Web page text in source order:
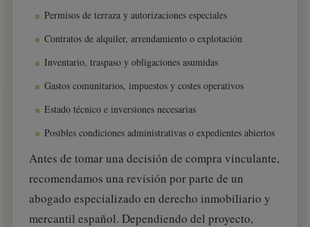
Permisos de terraza y autorizaciones especiales
Contratos de alquiler, arrendamiento o explotación
Inventario, traspaso y obligaciones asumidas
Gastos comunitarios, impuestos y costes operativos
Estado técnico e inversiones necesarias
Posibles condiciones administrativas o expedientes abiertos
Antes de tomar una decisión de compra vinculante,
recomendamos una revisión por parte de un
abogado especializado en derecho inmobiliario y
mercantil español. Dependiendo del proyecto,